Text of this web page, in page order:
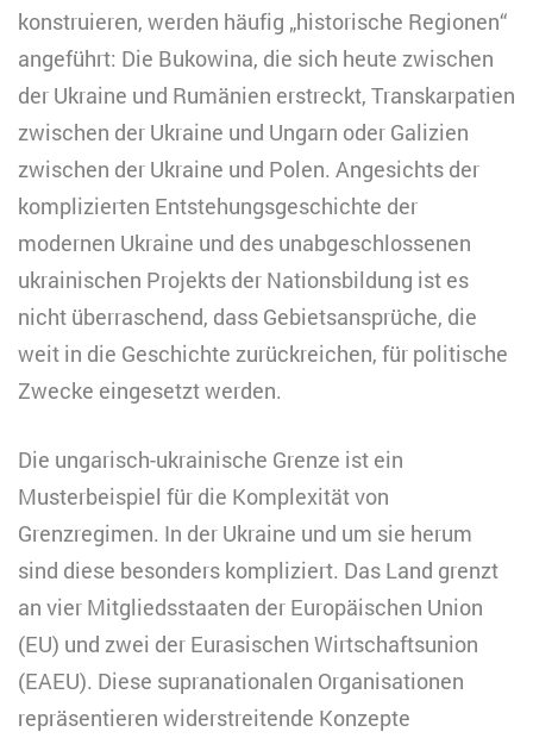
konstruieren, werden häufig „historische Regionen“
angeführt: Die Bukowina, die sich heute zwischen
der Ukraine und Rumänien erstreckt, Transkarpatien
zwischen der Ukraine und Ungarn oder Galizien
zwischen der Ukraine und Polen. Angesichts der
komplizierten Entstehungsgeschichte der
modernen Ukraine und des unabgeschlossenen
ukrainischen Projekts der Nationsbildung ist es
nicht überraschend, dass Gebietsansprüche, die
weit in die Geschichte zurückreichen, für politische
Zwecke eingesetzt werden.
Die ungarisch-ukrainische Grenze ist ein
Musterbeispiel für die Komplexität von
Grenzregimen. In der Ukraine und um sie herum
sind diese besonders kompliziert. Das Land grenzt
an vier Mitgliedsstaaten der Europäischen Union
(EU) und zwei der Eurasischen Wirtschaftsunion
(EAEU). Diese supranationalen Organisationen
repräsentieren widerstreitende Konzepte